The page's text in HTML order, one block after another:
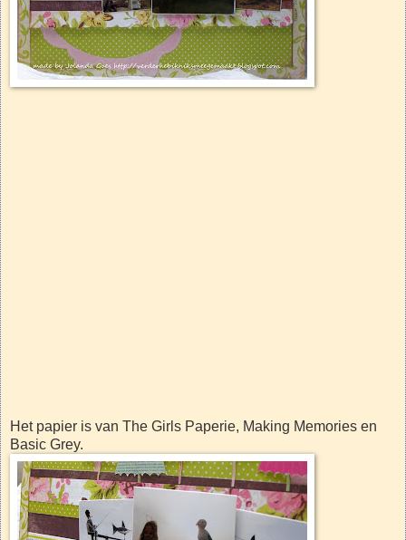
Het papier is van The Girls Paperie, Making Memories en
Basic Grey.